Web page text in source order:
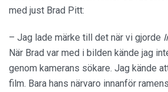
med just Brad Pitt:
– Jag lade märke till det när vi gjorde
När Brad var med i bilden kände jag
genom kamerans sökare. Jag kände
film. Bara hans närvaro innanför